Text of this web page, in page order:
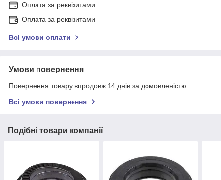
Оплата за реквізитами
Оплата за реквізитами
Всі умови оплати
Умови повернення
Повернення товару впродовж 14 днів за домовленістю
Всі умови повернення
Подібні товари компанії